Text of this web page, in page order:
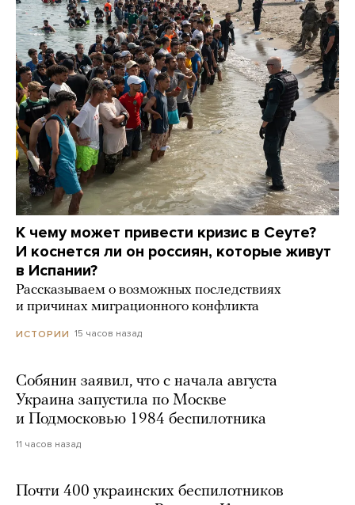
К чему может привести кризис в Сеуте?
И коснется ли он россиян, которые живут
в Испании?
Рассказываем о возможных последствиях
и причинах миграционного конфликта
ИСТОРИИ 15 часов назад
Собянин заявил, что с начала августа
Украина запустила по Москве
и Подмосковью 1984 беспилотника
11 часов назад
Почти 400 украинских беспилотников